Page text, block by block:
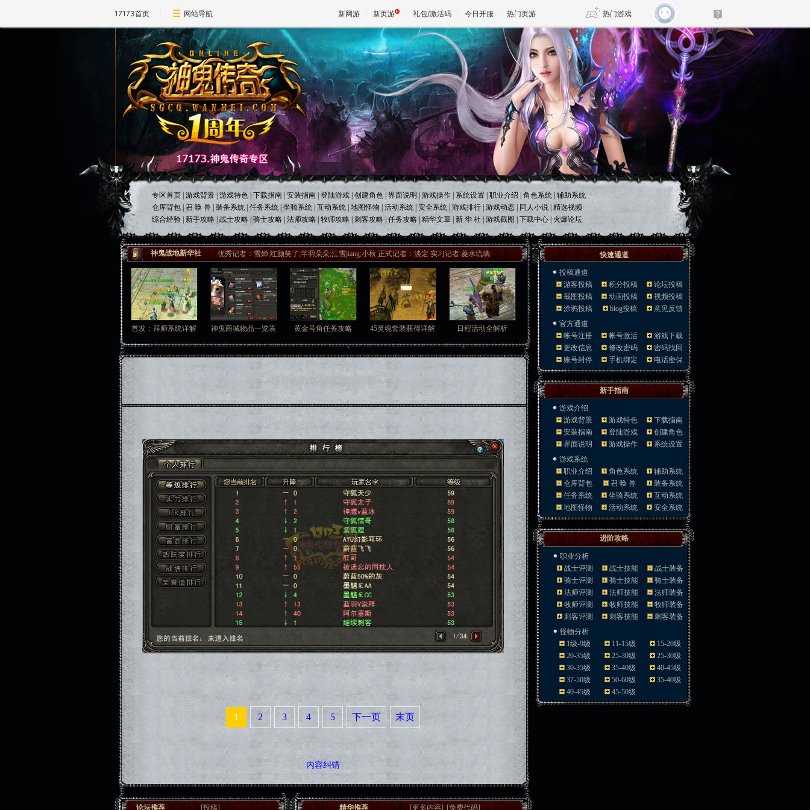
17173首页 网站导航 新网游 新页游 礼包/激活码 今日开服 热门页游 热门游戏
魔兽 DNF 传奇4
天堂 剑网3旗舰版 新天龙八部
王权与自由 诛仙世界 仙剑世界
专区首页 游戏背景|游戏特色 下载指南 安装指南 登陆游戏 创建角色 |界面说明 游戏操作 系统设置 职业介绍 角色系统 辅助系统
仓库背包 召 唤 兽 装备系统 任务系统 坐骑系统 互动系统 地图怪物 活动系统 安全系统 游戏排行 游戏动态 同人小说 精选视频
综合经验 新手攻略 战士攻略 |骑士攻略 法师攻略 牧师攻略 刺客攻略 任务攻略 精华文章 新 华 社 游戏截图 下载中心 |火爆论坛
神鬼战地新华社 优秀记者：雪婵;红颜笑了;芊羽朵朵;江雪jiang;小秋 正式记者：淡定 实习记者:菱水琉璃
首发：拜师系统详解 神鬼商城物品一览表 黄金号角任务攻略 45灵魂套装获得详解 日程活动全解析
12月05日最新等级排行榜
1 2 3 4 5 下一页 末页
内容纠错
论坛推荐 [投稿] 精华推荐 [更多内容] [免费代码]
快速通道
投稿通道
游客投稿
积分投稿
论坛投稿
截图投稿
动画投稿
视频投稿
涂鸦投稿
blog投稿
意见反馈
官方通道
帐号注册
帐号激活
游戏下载
更改信息
修改密码
密码找回
账号封停
手机绑定 电话密保
新手指南
游戏介绍
游戏背景
游戏特色
下载指南
安装指南
登陆游戏
创建角色
界面说明
游戏操作
系统设置
游戏系统
职业介绍
角色系统
辅助系统
仓库背包
召 唤 兽
装备系统
任务系统
坐骑系统
互动系统
地图怪物
活动系统 安全系统
进阶攻略
职业分析
战士评测
战士技能
战士装备
骑士评测
骑士技能
骑士装备
法师评测
法师技能
法师装备
牧师评测
牧师技能
牧师装备
刺客评测
刺客技能
刺客装备
怪物分析
1级-9级
11-15级
15-20级
20-35级
25-30级
25-30级
30-35级
35-40级
40-45级
37-50级
50-60级
35-40级
40-45级
45-50级